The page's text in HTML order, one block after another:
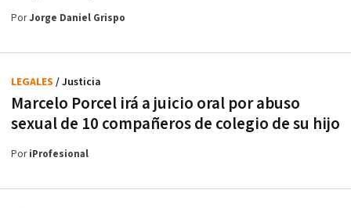
PorJorge Daniel Grispo
Marcelo Porcel irá a juicio oral por abuso
sexual de 10 compañeros de colegio de su hijo
LEGALES / Justicia
PoriProfesional